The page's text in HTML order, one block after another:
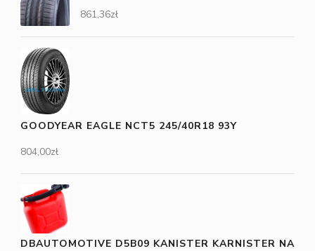
861,36zł
GOODYEAR EAGLE NCT5 245/40R18 93Y
804,00zł
DBAUTOMOTIVE D5B09 KANISTER KARNISTER NA